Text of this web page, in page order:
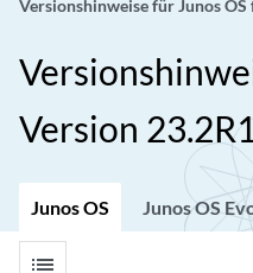
Versionshinweise für Junos
Version 23.2R1
Junos OS Junos OS
list